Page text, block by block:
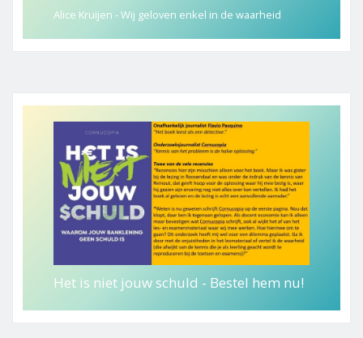
Alice Kruijen - Wij geloven enkel in de waarheid
Het is niet jouw schuld - Bestel hem nu!